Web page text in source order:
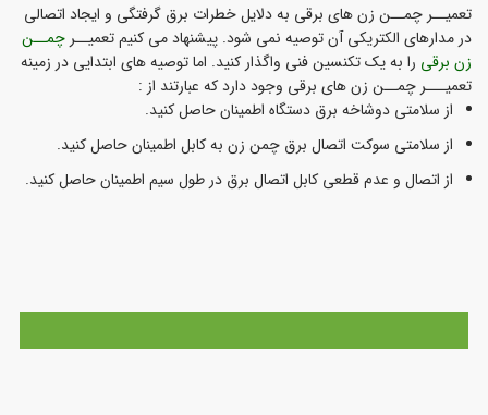
تعمیــر چمــن زن های برقی به دلایل خطرات برق گرفتگی و ایجاد اتصالی
در مدارهای الکتریکی آن توصیه نمی شود. پیشنهاد می کنیم تعمیــر چمــن
زن برقی را به یک تکنسین فنی واگذار کنید. اما توصیه های ابتدایی در زمینه
تعمیـــر چمــن زن های برقی وجود دارد که عبارتند از :
از سلامتی دوشاخه برق دستگاه اطمینان حاصل کنید.
از سلامتی سوکت اتصال برق چمن زن به کابل اطمینان حاصل کنید.
از اتصال و عدم قطعی کابل اتصال برق در طول سیم اطمینان حاصل کنید.